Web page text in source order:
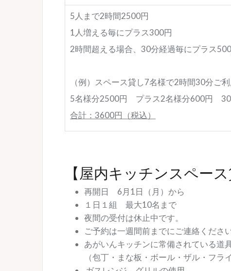
5人まで2時間2500円
1人増える毎にプラス300円
2時間超える場合、30分経過毎にプラス
（例）スペース貸し7名様で2時間30分ご
5名様分2500円 プラス2名様分600円 30
合計：3600円（税込）
【屋内キッチンスペース
再開日 6月1日（月）から
１日１組 最大10名まで
夜間の受付は休止中です。
ご予約は一週間前までにご連絡ください
あがいんキッチンに常備されている道
（包丁・まな板・ボール・ザル・フラ